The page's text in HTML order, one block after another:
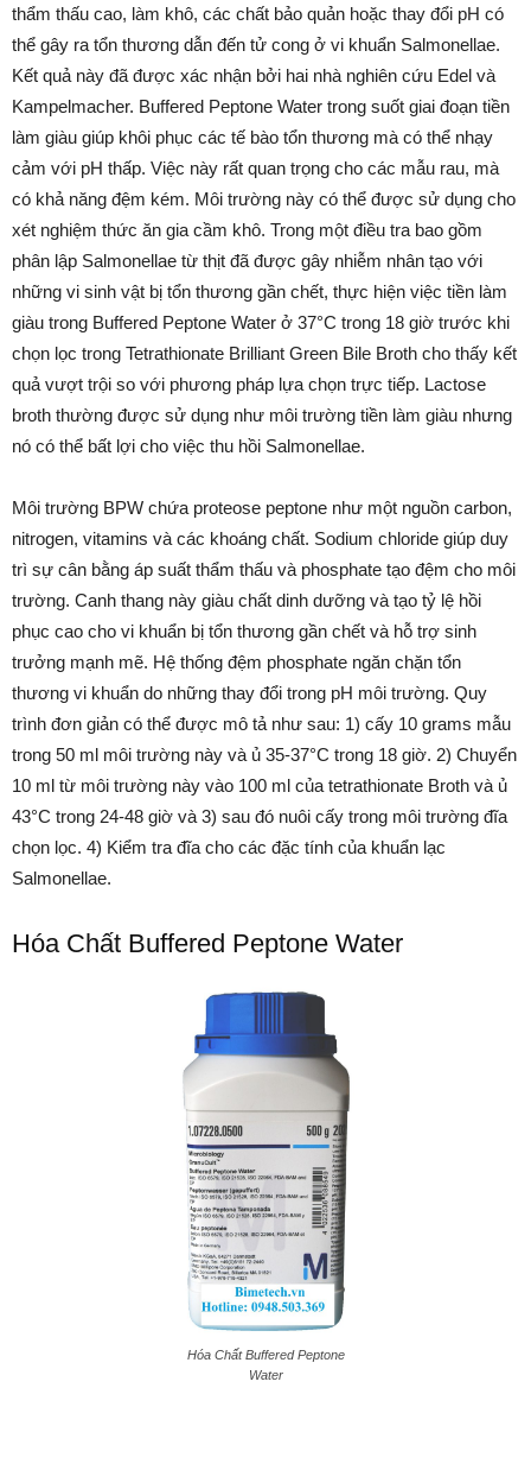
thẩm thấu cao, làm khô, các chất bảo quản hoặc thay đổi pH có
thể gây ra tổn thương dẫn đến tử cong ở vi khuẩn Salmonellae.
Kết quả này đã được xác nhận bởi hai nhà nghiên cứu Edel và
Kampelmacher. Buffered Peptone Water trong suốt giai đoạn tiền
làm giàu giúp khôi phục các tế bào tổn thương mà có thể nhạy
cảm với pH thấp. Việc này rất quan trọng cho các mẫu rau, mà
có khả năng đệm kém. Môi trường này có thể được sử dụng cho
xét nghiệm thức ăn gia cầm khô. Trong một điều tra bao gồm
phân lập Salmonellae từ thịt đã được gây nhiễm nhân tạo với
những vi sinh vật bị tổn thương gần chết, thực hiện việc tiền làm
giàu trong Buffered Peptone Water ở 37°C trong 18 giờ trước khi
chọn lọc trong Tetrathionate Brilliant Green Bile Broth cho thấy kết
quả vượt trội so với phương pháp lựa chọn trực tiếp. Lactose
broth thường được sử dụng như môi trường tiền làm giàu nhưng
nó có thể bất lợi cho việc thu hồi Salmonellae.
Môi trường BPW chứa proteose peptone như một nguồn carbon,
nitrogen, vitamins và các khoáng chất. Sodium chloride giúp duy
trì sự cân bằng áp suất thẩm thấu và phosphate tạo đệm cho môi
trường. Canh thang này giàu chất dinh dưỡng và tạo tỷ lệ hồi
phục cao cho vi khuẩn bị tổn thương gần chết và hỗ trợ sinh
trưởng mạnh mẽ. Hệ thống đệm phosphate ngăn chặn tổn
thương vi khuẩn do những thay đổi trong pH môi trường. Quy
trình đơn giản có thể được mô tả như sau: 1) cấy 10 grams mẫu
trong 50 ml môi trường này và ủ 35-37°C trong 18 giờ. 2) Chuyển
10 ml từ môi trường này vào 100 ml của tetrathionate Broth và ủ
43°C trong 24-48 giờ và 3) sau đó nuôi cấy trong môi trường đĩa
chọn lọc. 4) Kiểm tra đĩa cho các đặc tính của khuẩn lạc
Salmonellae.
Hóa Chất Buffered Peptone Water
Hóa Chất Buffered Peptone
Water